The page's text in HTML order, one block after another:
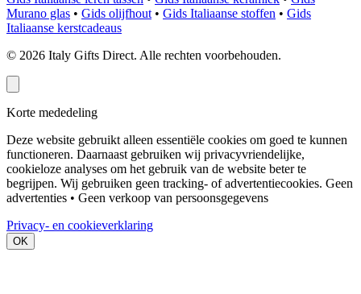
Murano glas • Gids olijfhout • Gids Italiaanse stoffen • Gids
Italiaanse kerstcadeaus
© 2026 Italy Gifts Direct. Alle rechten voorbehouden.
Korte mededeling
Deze website gebruikt alleen essentiële cookies om goed te kunnen
functioneren. Daarnaast gebruiken wij privacyvriendelijke,
cookieloze analyses om het gebruik van de website beter te
begrijpen. Wij gebruiken geen tracking- of advertentiecookies. Geen
advertenties • Geen verkoop van persoonsgegevens
Privacy- en cookieverklaring
OK